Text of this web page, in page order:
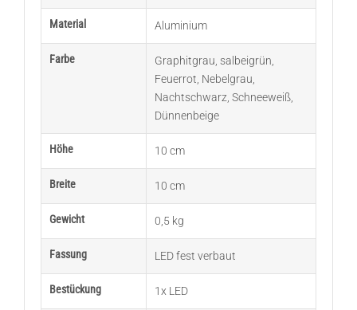
Material Aluminium
Farbe Graphitgrau salbeigrün
Feuerrot Nebelgrau
Nachtschwarz Schneeweiß,
Dünnenbeige
Höhe 10 cm
Breite 10 cm
Gewicht 0,5 kg
Fassung LED fest verbaut
Bestückung 1x LED